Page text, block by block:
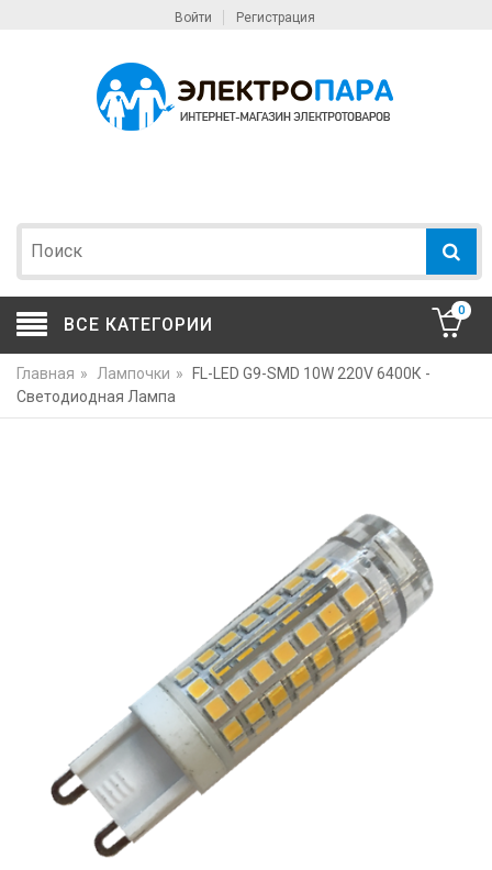
Войти Регистрация
ВСЕ КАТЕГОРИИ
0
Главная » Лампочки »
FL-LED G9-SMD 10W 220V 6400К -
Светодиодная Лампа